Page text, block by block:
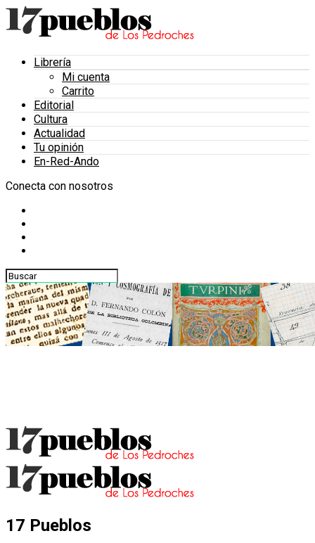
Librería
Mi cuenta
Carrito
Editorial
Cultura
Actualidad
Tu opinión
En-Red-Ando
Conecta con nosotros
17 Pueblos